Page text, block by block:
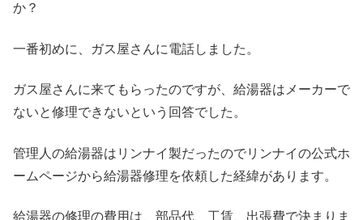
か？
一番初めに、ガス屋さんに電話しました。
ガス屋さんに来てもらったのですが、給湯器はメーカーで
ないと修理できないという回答でした。
管理人の給湯器はリンナイ製だったのでリンナイの公式ホ
ームページから給湯器修理を依頼した経緯があります。
給湯器の修理の費用は、部品代、工賃、出張費で決まりま